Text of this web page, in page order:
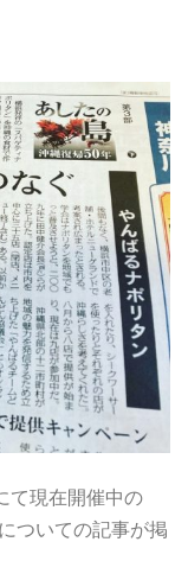
て現在開催中の
についての記事が掲